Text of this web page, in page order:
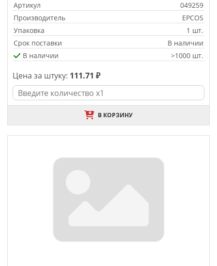
Артикул
049259
Производитель
EPCOS
Упаковка
1 шт.
Срок поставки
В наличии
В наличии
>1000 шт.
Цена за штуку: 111.71 ₽
В КОРЗИНУ